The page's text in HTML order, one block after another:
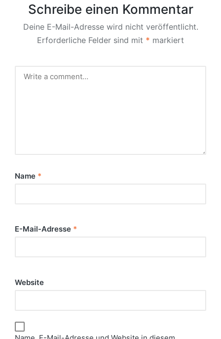
Schreibe einen Kommentar
Deine E-Mail-Adresse wird nicht veröffentlicht.
Erforderliche Felder sind mit * markiert
Name *
E-Mail-Adresse *
Website